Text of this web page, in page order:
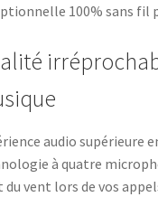
100% sans fil
audio supérieure
à quatre
vent lors de vos